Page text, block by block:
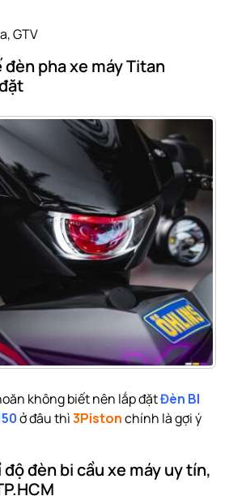
GTV
pha xe máy Titan
không biết nên lắp đặtĐèn BI
ở đâu thì3Pistonchính là gợi ý
đèn bi cầu xe máy uy tín,